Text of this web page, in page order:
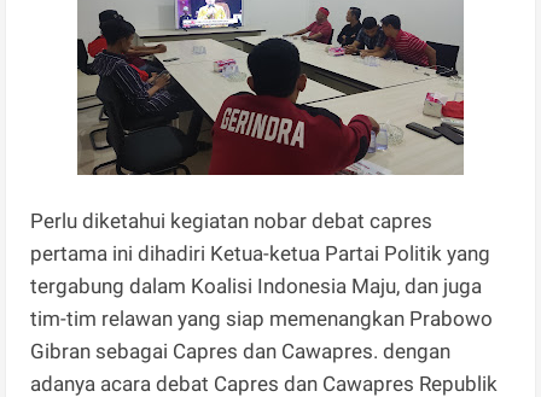
Perlu diketahui kegiatan nobar debat capres
pertama ini dihadiri Ketua-ketua Partai Politik yang
tergabung dalam Koalisi Indonesia Maju, dan juga
tim-tim relawan yang siap memenangkan Prabowo
Gibran sebagai Capres dan Cawapres. dengan
adanya acara debat Capres dan Cawapres Republik